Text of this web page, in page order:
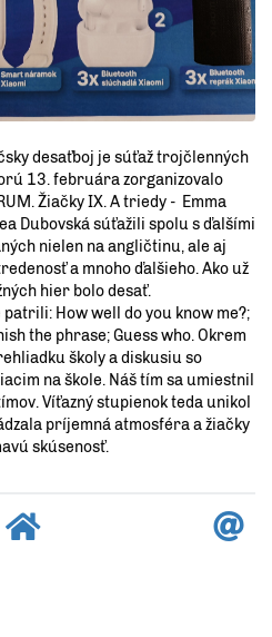
desaťboj je súťaž trojčlenných
13. februára zorganizovalo
Žiačky IX. A triedy - Emma
Dubovská súťažili spolu s ďalšími
nielen na angličtinu, ale aj
a mnoho ďalšieho. Ako už
hier bolo desať.
How well do you know me?;
the phrase; Guess who. Okrem
školy a diskusiu so
na škole. Náš tím sa umiestnil
Víťazný stupienok teda unikol
príjemná atmosféra a žiačky
skúsenosť.